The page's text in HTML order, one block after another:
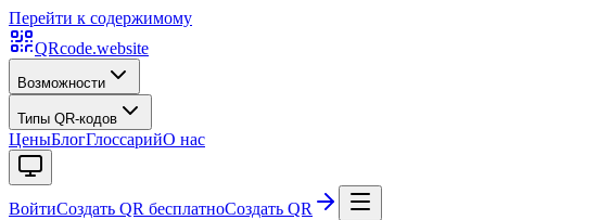
Перейти к содержимому
QRcode.website
Возможности
Типы QR-кодов
ЦеныБлогГлоссарийО нас
ВойтиСоздать QR бесплатноСоздать QR